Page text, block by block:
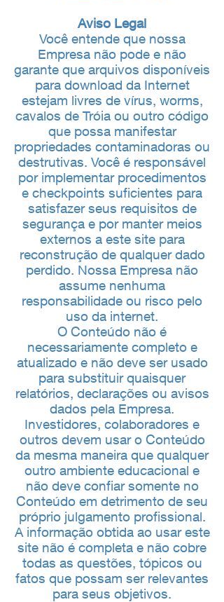
Aviso Legal
Você entende que nossa
Empresa não pode e não
garante que arquivos disponíveis
para download da Internet
estejam livres de vírus, worms,
cavalos de Tróia ou outro código
que possa manifestar
propriedades contaminadoras ou
destrutivas. Você é responsável
por implementar procedimentos
e checkpoints suficientes para
satisfazer seus requisitos de
segurança e por manter meios
externos a este site para
reconstrução de qualquer dado
perdido. Nossa Empresa não
assume nenhuma
responsabilidade ou risco pelo
uso da internet.
O Conteúdo não é
necessariamente completo e
atualizado e não deve ser usado
para substituir quaisquer
relatórios, declarações ou avisos
dados pela Empresa.
Investidores, colaboradores e
outros devem usar o Conteúdo
da mesma maneira que qualquer
outro ambiente educacional e
não deve confiar somente no
Conteúdo em detrimento de seu
próprio julgamento profissional.
A informação obtida ao usar este
site não é completa e não cobre
todas as questões, tópicos ou
fatos que possam ser relevantes
para seus objetivos.